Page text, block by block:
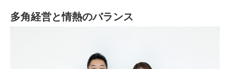
多角経営と情熱のバランス